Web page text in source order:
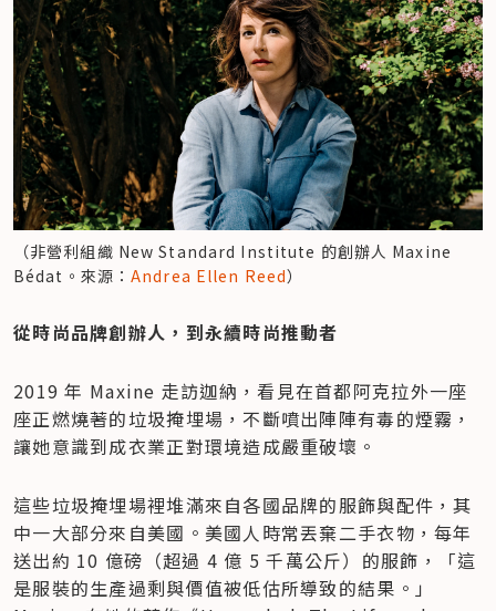
（非營利組織 New Standard Institute 的創辦人 Maxine
Bédat。來源：Andrea Ellen Reed）
​從時尚品牌創辦人，到永續時尚推動者
2019 年 Maxine 走訪迦納，看見在首都阿克拉外一座
座正燃燒著的垃圾掩埋場，不斷噴出陣陣有毒的煙霧，
讓她意識到成衣業正對環境造成嚴重破壞。
這些垃圾掩埋場裡堆滿來自各國品牌的服飾與配件，其
中一大部分來自美國。美國人時常丟棄二手衣物，每年
送出約 10 億磅（超過 4 億 5 千萬公斤）的服飾，「這
是服裝的生產過剩與價值被低估所導致的結果。」